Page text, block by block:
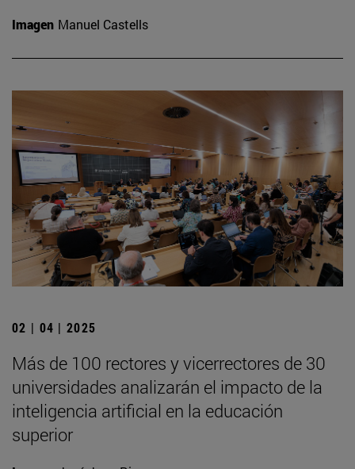
Imagen Manuel Castells
02 | 04 | 2025
Más de 100 rectores y vicerrectores de 30
universidades analizarán el impacto de la
inteligencia artificial en la educación
superior